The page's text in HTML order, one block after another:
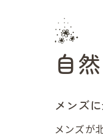
自
メンズ
メンズが